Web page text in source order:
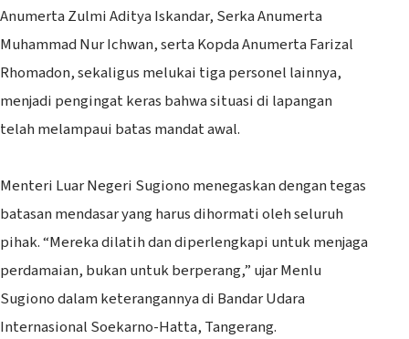
Anumerta Zulmi Aditya Iskandar, Serka Anumerta
Muhammad Nur Ichwan, serta Kopda Anumerta Farizal
Rhomadon, sekaligus melukai tiga personel lainnya,
menjadi pengingat keras bahwa situasi di lapangan
telah melampaui batas mandat awal.
‎Menteri Luar Negeri Sugiono menegaskan dengan tegas
batasan mendasar yang harus dihormati oleh seluruh
pihak. “Mereka dilatih dan diperlengkapi untuk menjaga
perdamaian, bukan untuk berperang,” ujar Menlu
Sugiono dalam keterangannya di Bandar Udara
Internasional Soekarno-Hatta, Tangerang.